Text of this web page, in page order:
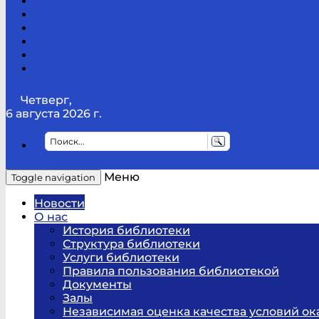
Четверг,
6 августа 2026 г.
Toggle navigation
Меню
Новости
О нас
История библиотеки
Структура библиотеки
Услуги библиотеки
Правила пользования библиотекой
Документы
Залы
Независимая оценка качества условий